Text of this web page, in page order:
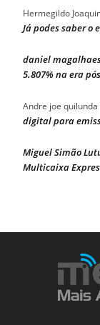
Hermegildo
Já podes saber o
daniel
5.807% na era
Andre joe
digital para
Miguel Simão
Multicaixa